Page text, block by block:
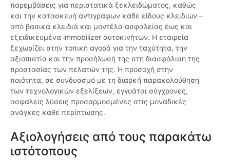
παρεμβάσεις για περιστατικά ξεκλειδώματος, καθώς
και την κατασκευή αντιγράφων κάθε είδους κλειδιών –
από βασικά κλειδιά και μοντέλα ασφαλείας έως και
εξειδικευμένα immobilizer αυτοκινήτων. Η εταιρεία
ξεχωρίζει στην τοπική αγορά για την ταχύτητα, την
αξιοπιστία και την προσήλωσή της στη διασφάλιση της
προστασίας των πελατών της. Η προσοχή στην
ποιότητα, σε συνδυασμό με τη διαρκή παρακολούθηση
των τεχνολογικών εξελίξεων, εγγυάται σύγχρονες,
ασφαλείς λύσεις προσαρμοσμένες στις μοναδικές
ανάγκες κάθε περίπτωσης.
Αξιολογήσεις από τους παρακάτω
ιστότοπους